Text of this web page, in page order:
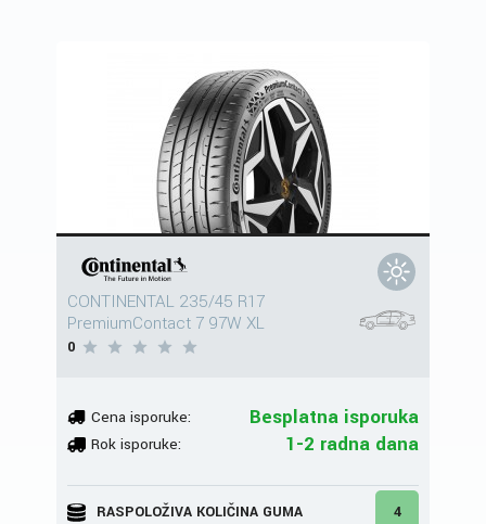
CONTINENTAL 235/45 R17
PremiumContact 7 97W XL
0
Cena isporuke: Besplatna isporuka
Rok isporuke: 1-2 radna dana
RASPOLOŽIVA KOLIČINA GUMA 4